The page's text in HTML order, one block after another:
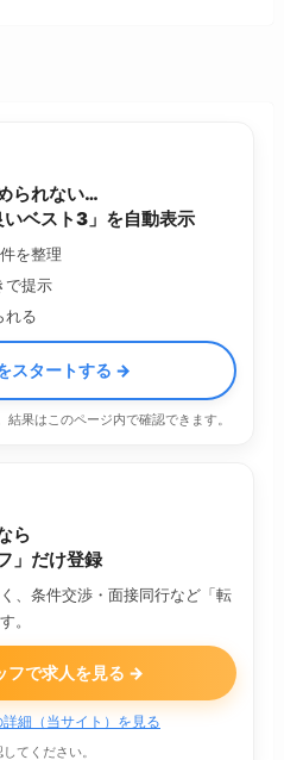
られない…
ベスト3」を自動表示
を整理
で提示
れる
スタートする →
果はこのページ内で確認できます。
ら
」だけ登録
、条件交渉・面接同行など「転
。
フで求人を見る →
細（当サイト）を見る
てください。